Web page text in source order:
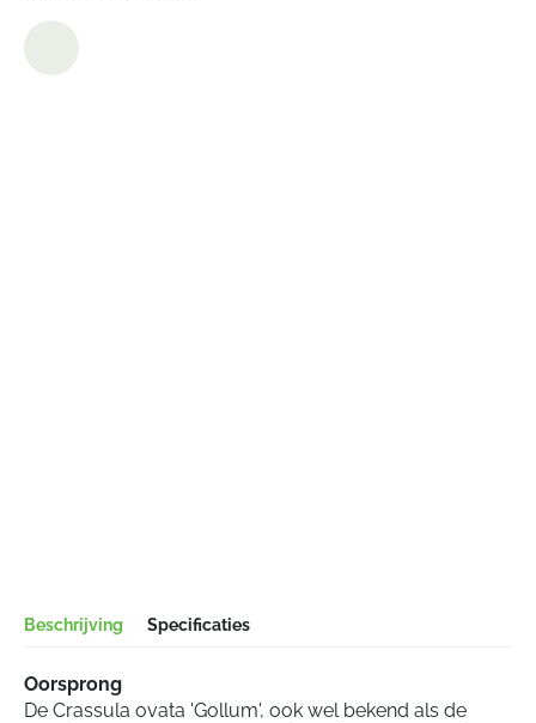
Beschrijving Specificaties
Oorsprong
De Crassula ovata 'Gollum', ook wel bekend als de